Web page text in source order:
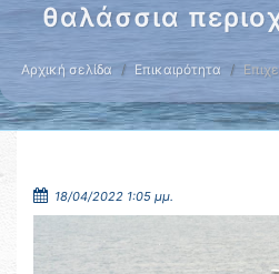
θαλάσσια
Αρχική σελίδα Επικαιρότητα
18/04/2022 1:05 μμ.